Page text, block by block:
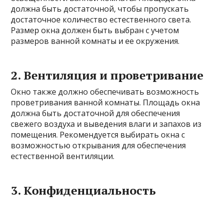
должна быть достаточной, чтобы пропускать
достаточное количество естественного света.
Размер окна должен быть выбран с учетом
размеров ванной комнаты и ее окружения.
2. Вентиляция и проветривание
Окно также должно обеспечивать возможность
проветривания ванной комнаты. Площадь окна
должна быть достаточной для обеспечения
свежего воздуха и выведения влаги и запахов из
помещения. Рекомендуется выбирать окна с
возможностью открывания для обеспечения
естественной вентиляции.
3. Конфиденциальность